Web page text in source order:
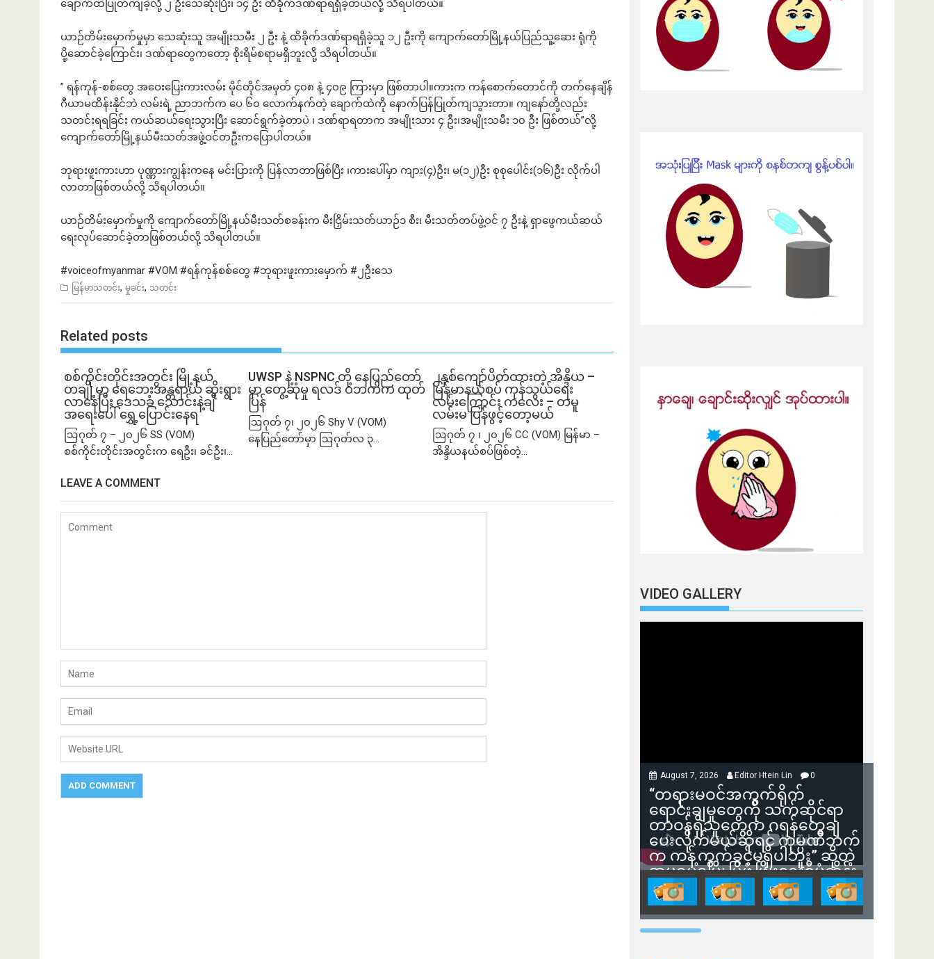
ချောက်ထဲပြုတ်ကျခဲ့လို့ ၂ ဦးသေဆုံးပြီး၊ ၁၄ ဦး ထိခိုက်ဒဏ်ရာရရှိခဲ့တယ်လို့ သိရပါတယ်။
ယာဉ်တိမ်းမှောက်မှုမှာ သေဆုံးသူ အမျိုးသမီး ၂ ဦး နဲ့ ထိခိုက်ဒဏ်ရာရရှိခဲ့သူ ၁၂ ဦးကို ကျောက်တော်မြို့နယ်ပြည်သူ့ဆေး ရုံကို
ပို့ဆောင်ခဲ့ကြောင်း၊ ဒဏ်ရာတွေကတော့ စိုးရိမ်စရာမရှိဘူးလို့ သိရပါတယ်။
” ရန်ကုန်-စစ်တွေ အဝေးပြေးကားလမ်း မိုင်တိုင်အမှတ် ၄၀၈ နဲ့ ၄၀၉ ကြားမှာ ဖြစ်တာပါ။ကားက ကန်စောက်တောင်ကို တက်နေချိန်
ဂီယာမထိန်းနိုင်ဘဲ လမ်းရဲ့ ညာဘက်က ပေ ၆၀ လောက်နက်တဲ့ ချောက်ထဲကို နောက်ပြန်ပြုတ်ကျသွားတာ။ ကျနော်တို့လည်း
သတင်းရရခြင်း ကယ်ဆယ်ရေးသွားပြီး ဆောင်ရွက်ခဲ့တာပဲ ၊ ဒဏ်ရာရတာက အမျိုးသား ၄ ဦး၊အမျိုးသမီး ၁၀ ဦး ဖြစ်တယ်”လို့
ကျောက်တော်မြို့နယ်မီးသတ်အဖွဲ့ဝင်တဦးကပြောပါတယ်။
ဘုရားဖူးကားဟာ ပုဏ္ဏားကျွန်းကနေ မင်းပြားကို ပြန်လာတာဖြစ်ပြီး ၊ကားပေါ်မှာ ကျား(၄)ဦး၊ မ(၁၂)ဦး စုစုပေါင်း(၁၆)ဦး လိုက်ပါ
လာတာဖြစ်တယ်လို့ သိရပါတယ်။
ယာဉ်တိမ်းမှောက်မှုကို ကျောက်တော်မြို့နယ်မီးသတ်စခန်းက မီးငြှိမ်းသတ်ယာဉ်၁ စီး၊ မီးသတ်တပ်ဖွဲ့ဝင် ၇ ဦးနဲ့ ရှာဖွေကယ်ဆယ်
ရေးလုပ်ဆောင်ခဲ့တာဖြစ်တယ်လို့ သိရပါတယ်။
#voiceofmyanmar #VOM #ရန်ကုန်စစ်တွေ #ဘုရားဖူးကားမှောက် #၂ဦးသေ
မြန်မာသတင်း, မှုခင်း, သတင်း
Related posts
စစ်ကိုင်းတိုင်းအတွင်း မြို့နယ်
တချို့မှာ ရေဘေးအန္တရာယ် ဆိုးရွား
လာနေပြီး ဒေသခံ သောင်းနဲ့ချီ
အရေးပေါ် ရွှေ့ပြောင်းနေရ
ဩဂုတ် ၇ – ၂၀၂၆ SS (VOM)
စစ်ကိုင်းတိုင်းအတွင်းက ရေဦး၊ ခင်ဦး၊...
UWSP နဲ့ NSPNC တို့ နေပြည်တော်
မှာ တွေ့ဆုံမှု ရလဒ် ဝဘက်က ထုတ်
ပြန်
ဩဂုတ် ၇၊ ၂၀၂၆ Shy V (VOM)
နေပြည်တော်မှာ ဩဂုတ်လ ၃...
၂နှစ်​ကျော်ပိတ်ထားတဲ့ အိန္ဒိယ –
မြန်မာနယ်စပ် ကုန်သွယ်ရေး
လမ်းကြောင်း ကလေး – တမူ
လမ်းမ ပြန်ဖွင့်တော့မယ်
ဩဂုတ် ၇ ၊ ၂၀၂၆ CC (VOM) မြန်မာ –
အိန္ဒိယနယ်စပ်ဖြစ်တဲ့...
LEAVE A COMMENT
VIDEO GALLERY
August 7, 2026 Editor Htein Lin 0
“တရားမဝင်အကွက်ရိုက်
ရောင်းချမှုတွေကို သက်ဆိုင်ရာ
တာဝန်ရှိသူတွေက ဂရန်တွေချ
ပေးလိုက်မယ်ဆိုရင် ကုမ္ပဏီဘက်
က ကန့်ကွက်ခွင့်မရှိပါဘူး” ဆိုတဲ့
အမရပူရမြို့ပြဖွံ့ဖြိုးရေးစီမံကိန်း
ဒါရိုက်တာ ဦးဇော်ရဲဝင်းနဲ့ တွေ့ဆုံ
ခြင်း